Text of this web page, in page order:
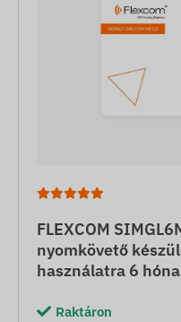
FLEXCOM
nyomkövető
használatra 6
Raktáron